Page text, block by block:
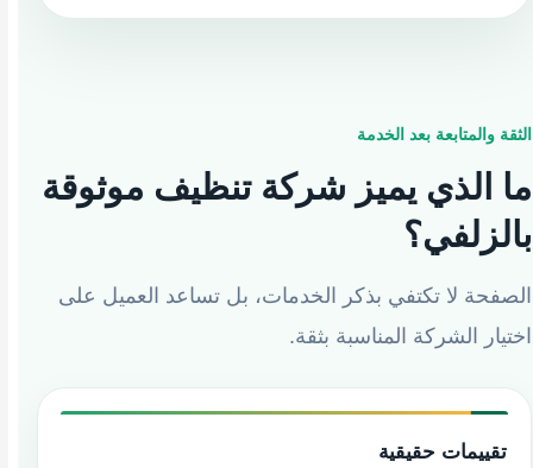
الثقة والمتابعة بعد الخدمة
ما الذي يميز شركة تنظيف موثوقة
بالزلفي؟
الصفحة لا تكتفي بذكر الخدمات، بل تساعد العميل على
اختيار الشركة المناسبة بثقة.
تقييمات حقيقية